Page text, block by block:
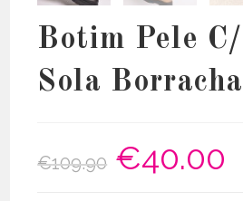
Botim Pele
Sola Borracha
€109.90
O
preço
original
€40.00